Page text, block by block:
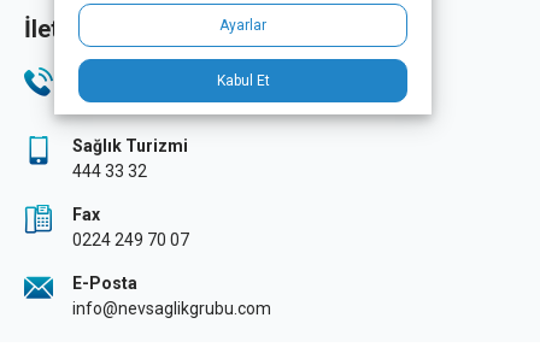
İletişim Bilgileri
444 33 32
Sağlık Turizmi
444 33 32
Fax
0224 249 70 07
E-Posta
info@nevsaglikgrubu.com
Ayarlar
Kabul Et